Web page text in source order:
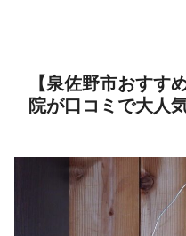
【泉佐野市おすす
院が口コミで大人